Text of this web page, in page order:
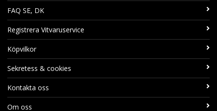
FAQ SE, DK
Registrera Vitvaruservice
Köpvilkor
Sekretess & cookies
Kontakta oss
Om oss